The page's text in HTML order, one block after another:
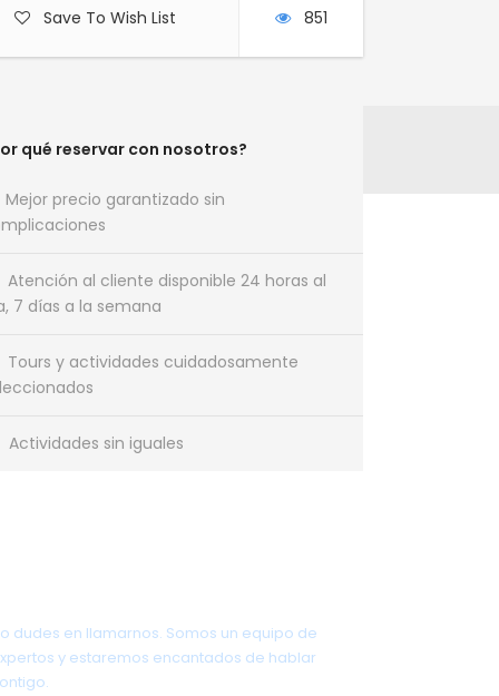
Save To Wish List 851
qué reservar con nosotros?
Mejor precio garantizado sin
Atención al cliente disponible 24 horas al
7 días a la semana
Tours y actividades cuidadosamente
Actividades sin iguales
dudes en llamarnos. Somos un equipo de
y estaremos encantados de hablar